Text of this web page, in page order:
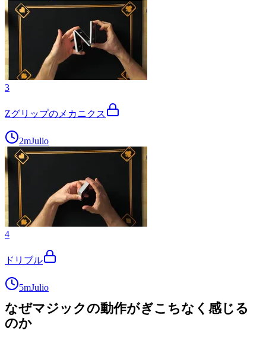
3
Zグリップのメカニクス
2mJulio
4
ドリブル
5mJulio
なぜマジックの動作がぎこちなく感じる
のか